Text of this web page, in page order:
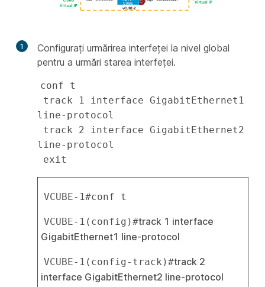
1
Configurați urmărirea interfeței la nivel global
pentru a urmări starea interfeței.
conf t
line-protocol
line-protocol
VCUBE-1#conf t
VCUBE-1(config)#track 1 interface
GigabitEthernet1 line-protocol
VCUBE-1(config-track)#track 2
interface GigabitEthernet2 line-protocol